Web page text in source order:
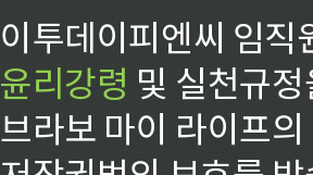
이투데이피엔씨 임
윤리강령 및 실천규
브라보 마이 라이프